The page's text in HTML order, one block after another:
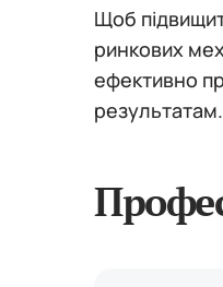
Щоб
ринкових
ефективно
результатам.